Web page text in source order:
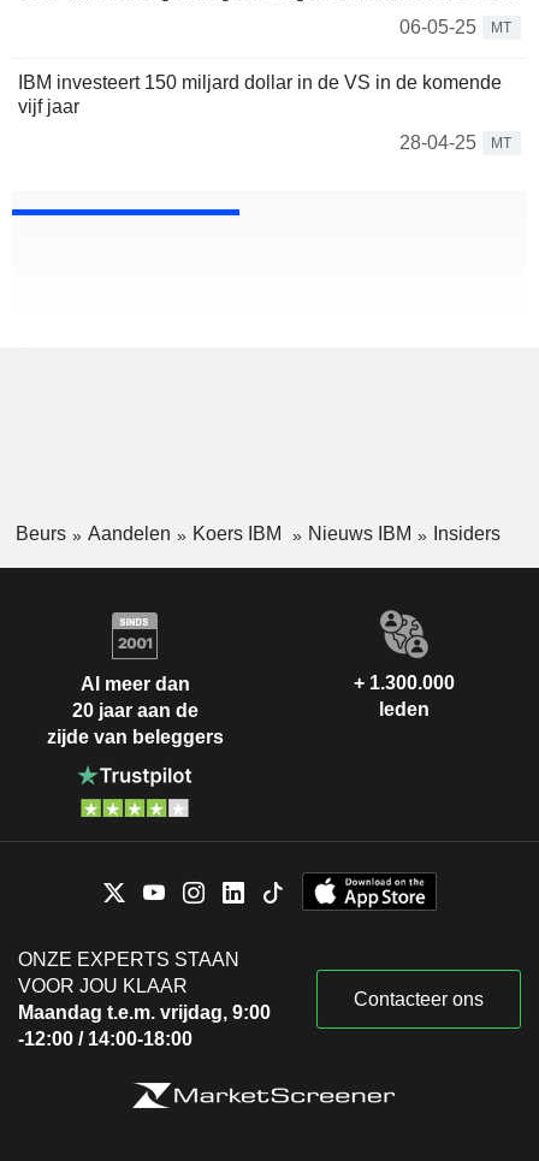
06-05-25
MT
IBM investeert 150 miljard dollar in de VS in de komende
vijf jaar
28-04-25
MT
Beurs Aandelen Koers IBM Nieuws IBM Insiders
Al meer dan
20 jaar aan de
zijde van beleggers
+ 1.300.000
leden
ONZE EXPERTS STAAN
VOOR JOU KLAAR
Maandag t.e.m. vrijdag, 9:00
-12:00 / 14:00-18:00
Contacteer ons